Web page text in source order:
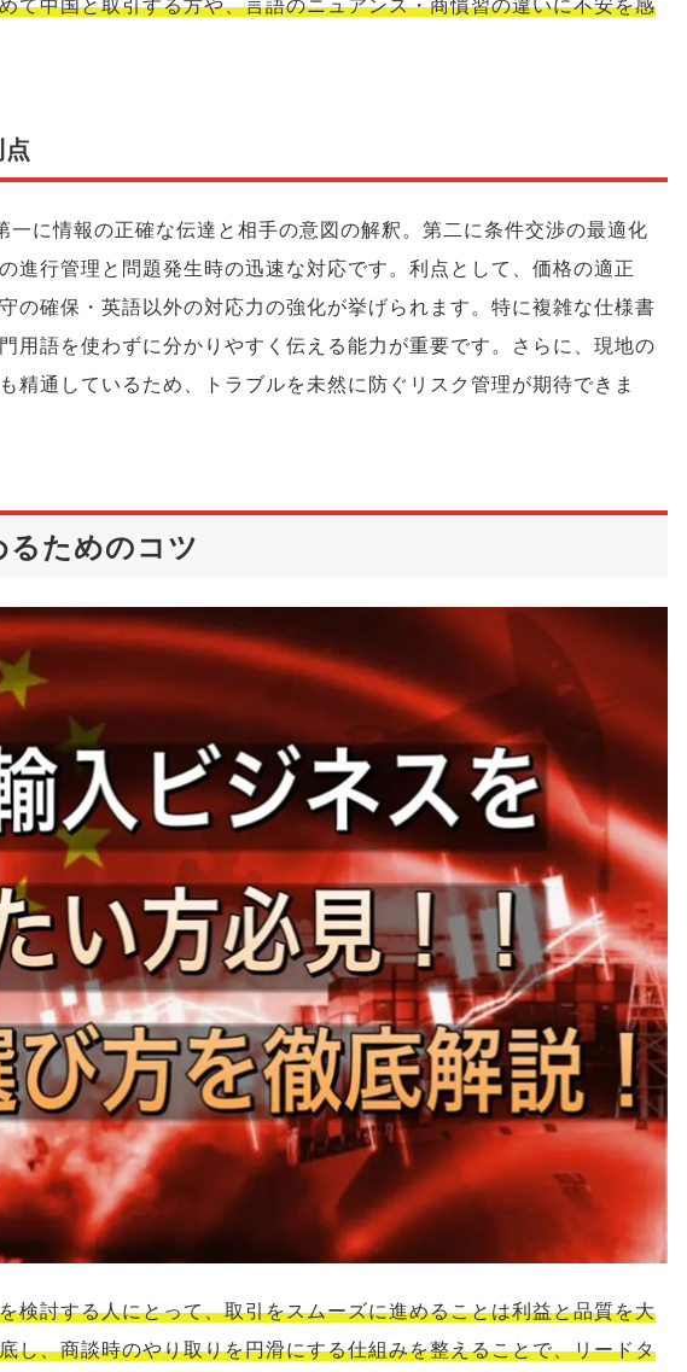
て中国と取引する方や、言語のニュアンス・商慣習の違いに不安を感
に情報の正確な伝達と相手の意図の解釈。第二に条件交渉の最適化
進行管理と問題発生時の迅速な対応です。利点として、価格の適正
の確保・英語以外の対応力の強化が挙げられます。特に複雑な仕様書
用語を使わずに分かりやすく伝える能力が重要です。さらに、現地の
精通しているため、トラブルを未然に防ぐリスク管理が期待できま
るためのコツ
検討する人にとって、取引をスムーズに進めることは利益と品質を大
し、商談時のやり取りを円滑にする仕組みを整えることで、リードタ